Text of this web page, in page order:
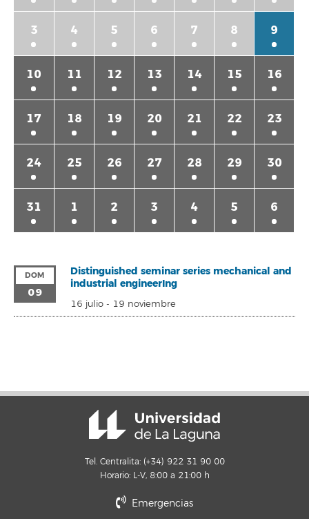
3 4 5 6 7 8 9
10 11 12 13 14 15 16
17 18 19 20 21 22 23
24 25 26 27 28 29 30
31 1 2 3 4 5 6
DOM
09
Distinguished seminar series mechanical and
industrial engineerIng
16 julio- 19 noviembre
Tel. Centralita: (+34) 922 31 90 00
Horario: L-V, 8:00 a 21:00 h
Emergencias